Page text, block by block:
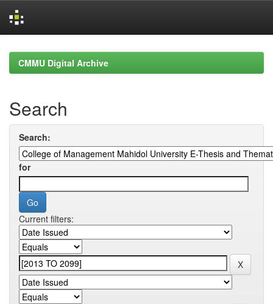
navigationCMMU Digital Archive
Search
Search:
for
Current filters: